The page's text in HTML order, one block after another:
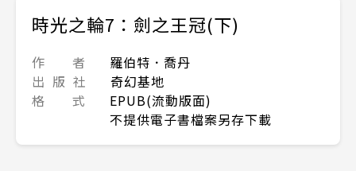
時光之輪7：劍之王冠(下)
作 者
羅伯特．喬丹
出 版 社
奇幻基地
格 式
EPUB(流動版面)
不提供電子書檔案另存下載